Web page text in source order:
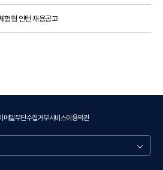
험형 인턴 채용공고
메일무단수집거부서비스이용약관